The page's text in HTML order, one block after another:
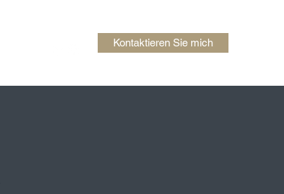
Kontaktieren Sie mich